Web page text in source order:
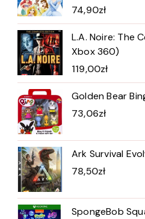
74,90zł
L.A. Noire: The
Xbox 360)
119,00zł
Golden Bear
73,06zł
Ark Survival
78,50zł
SpongeBob